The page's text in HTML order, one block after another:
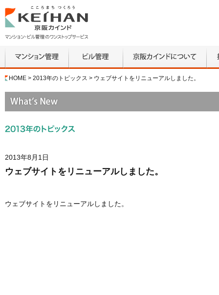
マンション管
理
ビル管理
京阪カインドにつ
HOME > 2013年のトピックス > ウェブサイトをリニューアルしました。
2013年8月1日
ウェブサイトをリニューアルしました。
ウェブサイトをリニューアルしました。